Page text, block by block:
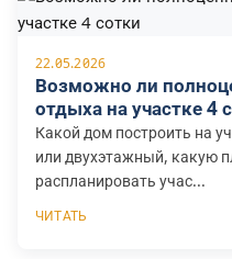
22.05.2026
Возможно ли
отдыха на участке 4
Какой дом построить на
или двухэтажный, какую
распланировать учас...
ЧИТАТЬ